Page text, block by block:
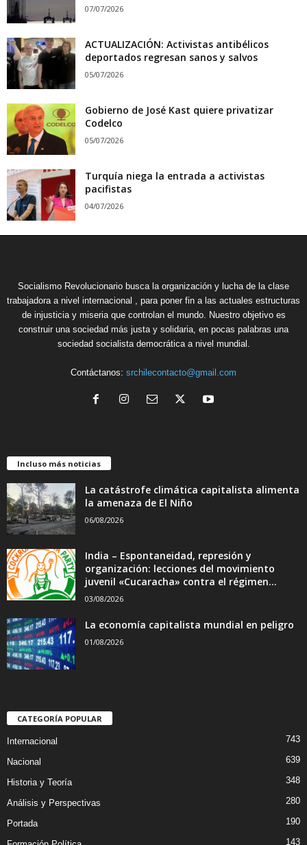
07/07/2026
ACTUALIZACIÓN: Activistas antibélicos
deportados regresan sanos y salvos
05/07/2026
Gobierno de José Kast quiere privatizar
Codelco
05/07/2026
Turquía niega la entrada a activistas
pacifistas
04/07/2026
Socialismo Revolucionario busca la organización y lucha de la clase
trabajadora a nivel internacional , para poner fin a las actuales estructuras
de injusticia y miseria que controlan el mundo. Nuestro objetivo es
construir una sociedad más justa y solidaria, en pocas palabras una
sociedad socialista democrática a nivel mundial.
Contáctanos: srchilecontacto@gmail.com
Incluso más noticias
La catástrofe climática capitalista alimenta
la amenaza de El Niño
06/08/2026
India – Espontaneidad, represión y
organización: lecciones del movimiento
juvenil «Cucaracha» contra el régimen...
03/08/2026
La economía capitalista mundial en peligro
01/08/2026
CATEGORÍA POPULAR
Internacional 743
Nacional 639
Historia y Teoría 348
Análisis y Perspectivas 280
Portada 190
143